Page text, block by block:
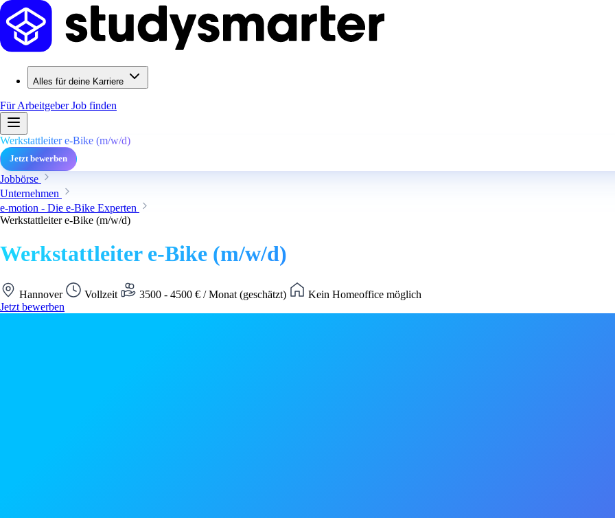
Alles für deine Karriere
Für ArbeitgeberJob finden
Werkstattleiter e-Bike (m/w/d)
Jetzt bewerben
Jobbörse
Unternehmen
e-motion - Die e-Bike Experten
Werkstattleiter e-Bike (m/w/d)
Werkstattleiter e-Bike (m/w/d)
Hannover Vollzeit 3500 - 4500 € / Monat (geschätzt)
Kein Homeoffice möglich
Jetzt bewerben